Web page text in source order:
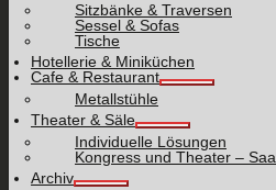
Sitzbänke & Traversen
Sessel & Sofas
Tische
Hotellerie & Miniküchen
Cafe & Restaurant
Metallstühle
Theater & Säle
Individuelle Lösungen
Kongress und Theater –
Archiv